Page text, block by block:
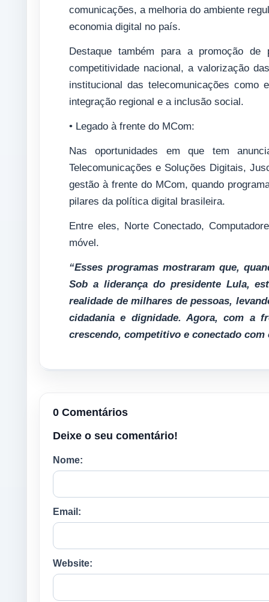
comunicações, a melhoria do ambiente
economia digital no país.
Destaque também para a promoção
competitividade nacional, a valorização
institucional das telecomunicações como
integração regional e a inclusão social.
• Legado à frente do MCom:
Nas oportunidades em que tem
Telecomunicações e Soluções Digitais,
gestão à frente do MCom, quando
pilares da política digital brasileira.
Entre eles, Norte Conectado,
móvel.
“Esses programas mostraram que,
Sob a liderança do presidente Lula,
realidade de milhares de pessoas,
cidadania e dignidade. Agora, com a
crescendo, competitivo e conectado com
0 Comentários
Deixe o seu comentário!
Nome:
Email:
Website: